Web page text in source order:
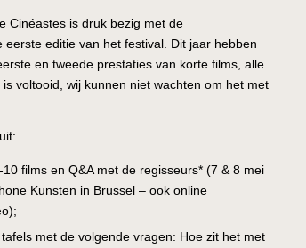
Cinéastes is druk bezig met de
eerste editie van het festival. Dit jaar hebben
en tweede prestaties van korte films, alle
voltooid, wij kunnen niet wachten om het met
films en Q&A met de regisseurs* (7 & 8 mei
Kunsten in Brussel – ook online
met de volgende vragen: Hoe zit het met